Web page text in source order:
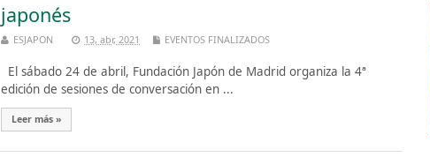
japonés
ESJAPON 13, abr, 2021 EVENTOS FINALIZADOS
El sábado 24 de abril, Fundación Japón de Madrid organiza la 4ª
edición de sesiones de conversación en ...
Leer más »